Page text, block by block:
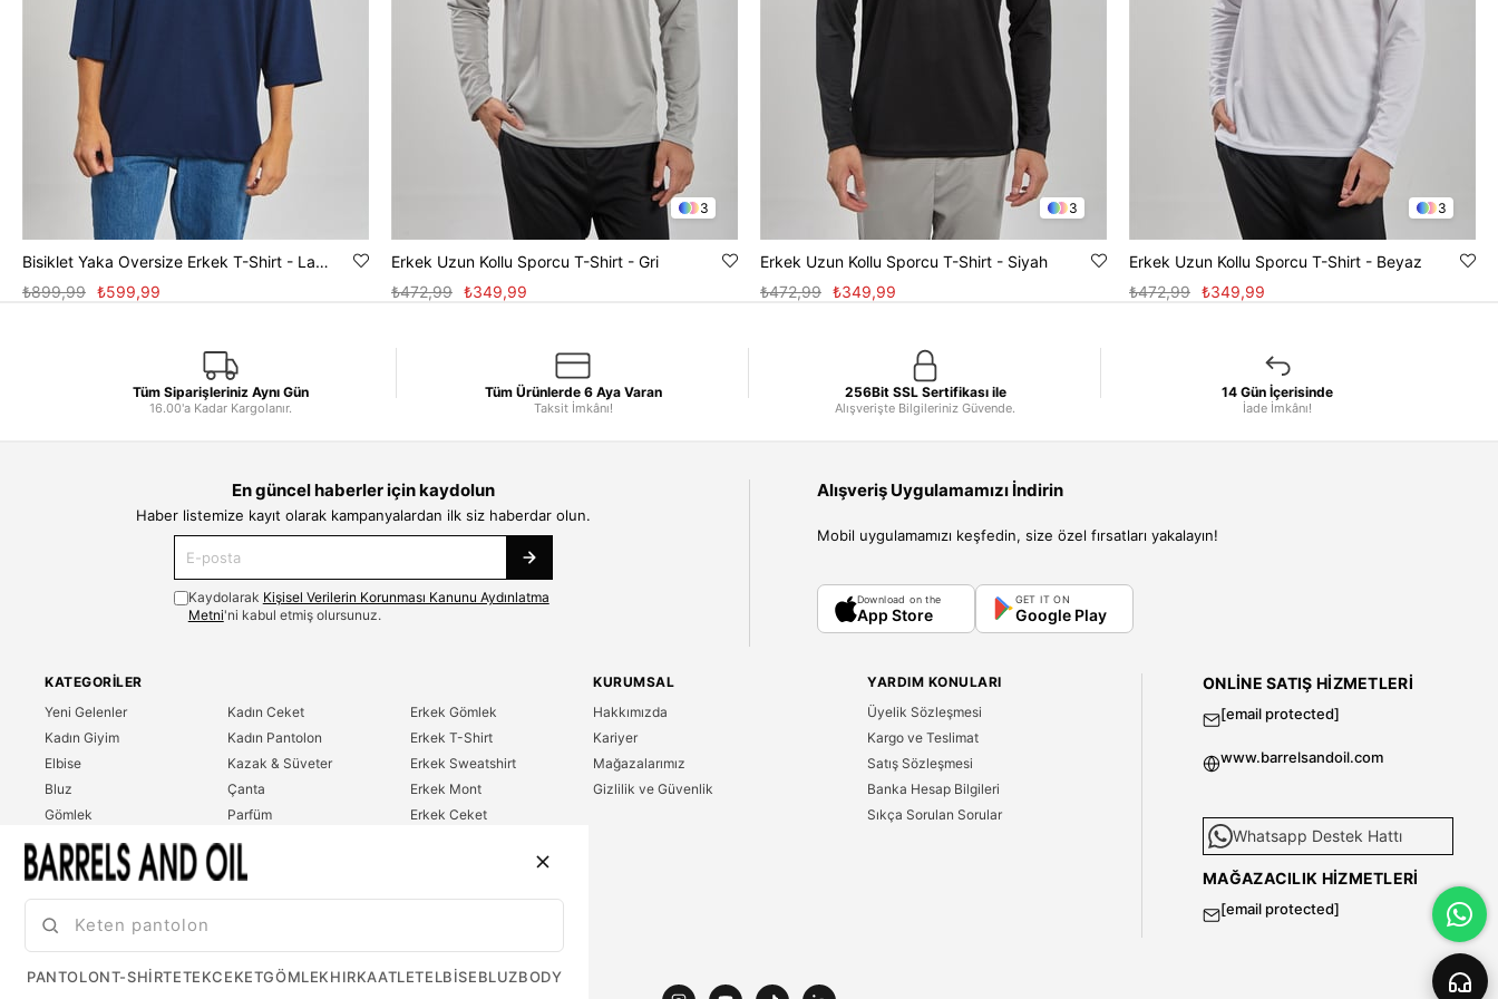
Bisiklet Yaka Oversize Erkek T-Shirt - Lacivert
₺599,99
₺899,99
3
Erkek Uzun Kollu Sporcu T-Shirt - Gri
₺349,99
₺472,99
3
Erkek Uzun Kollu Sporcu T-Shirt - Siyah
₺349,99
₺472,99
3
Erkek Uzun Kollu Sporcu T-Shirt - Beyaz
₺349,99
₺472,99
Tüm Siparişleriniz Aynı Gün
16.00'a Kadar Kargolanır.
Tüm Ürünlerde 6 Aya Varan
Taksit İmkânı!
256Bit SSL Sertifikası ile
Alışverişte Bilgileriniz Güvende.
14 Gün İçerisinde
İade İmkânı!
En güncel haberler için kaydolun
Haber listemize kayıt olarak kampanyalardan ilk siz haberdar olun.
Kaydolarak Kişisel Verilerin Korunması Kanunu Aydınlatma
Metni'ni kabul etmiş olursunuz.
Alışveriş Uygulamamızı İndirin
Mobil uygulamamızı keşfedin, size özel fırsatları yakalayın!
Download on the
App Store
GET IT ON
Google Play
KATEGORILER
Yeni Gelenler
Kadın Giyim
Elbise
Bluz
Gömlek
T-Shirt
Sweatshirt
Kadın Ceket
Kadın Pantolon
Kazak & Süveter
Çanta
Parfüm
Erkek Giyim
Erkek Gömlek
Erkek T-Shirt
Erkek Sweatshirt
Erkek Mont
Erkek Ceket
KURUMSAL
Hakkımızda
Kariyer
Mağazalarımız
Gizlilik ve Güvenlik
YARDIM KONULARI
Üyelik Sözleşmesi
Kargo ve Teslimat
Satış Sözleşmesi
Banka Hesap Bilgileri
Sıkça Sorulan Sorular
ONLINE SATIŞ HIZMETLERI
[email protected]
www.barrelsandoil.com
Whatsapp Destek Hattı
MAĞAZACILIK HIZMETLERI
[email protected]
PANTOLONT-SHIRTETEKCEKETGÖMLEKHIRKAATLETELBISEBLUZBODY